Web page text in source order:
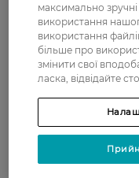
Алла
1 січня, 2022
Наталія
Евгения
максимально
використання
використання
більше про
змінити свої
ласка, відвідайте